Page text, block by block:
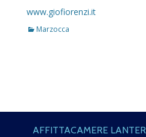
www.giofiorenzi.it
Categories
Marzocca
AFFITTACAMERE